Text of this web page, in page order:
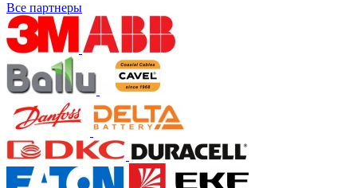
Все партнеры